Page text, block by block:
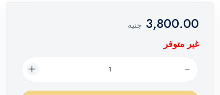
3,800.00 جنيه
غير متوفر